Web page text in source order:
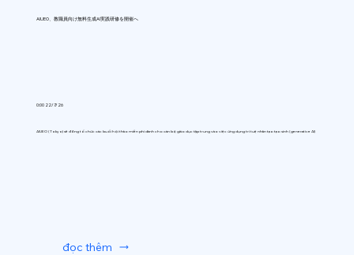
AIUEO、教職員向け無料生成AI実践研修を開催へ
0:00 22/7/26
AIUEO (Tokyo) sẽ đồng tổ chức các buổi hội thảo miễn phí dành cho cán bộ giáo dục tập trung vào việc ứng dụng trí tuệ nhân tạo tạo sinh (generative AI)
đọc thêm